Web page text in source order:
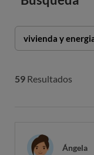
59 Resultados
Ángela